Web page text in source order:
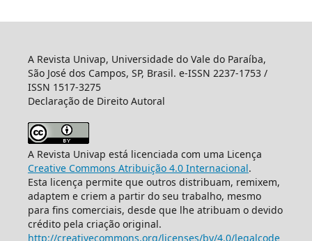
A Revista Univap, Universidade do Vale do Paraíba,
São José dos Campos, SP, Brasil. e-ISSN 2237-1753 /
ISSN 1517-3275
Declaração de Direito Autoral
A Revista Univap está licenciada com uma Licença
Creative Commons Atribuição 4.0 Internacional.
Esta licença permite que outros distribuam, remixem,
adaptem e criem a partir do seu trabalho, mesmo
para fins comerciais, desde que lhe atribuam o devido
crédito pela criação original.
http://creativecommons.org/licenses/by/4.0/legalcode